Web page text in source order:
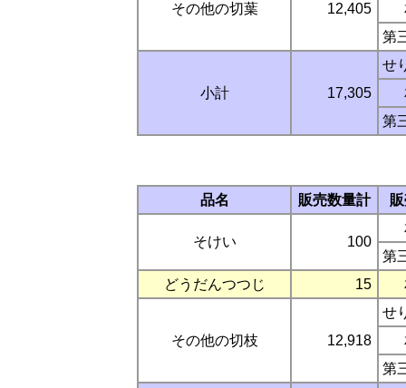
その他の切葉 12,405
第
小計 17,305
せ
第
品名 販売数量計
そけい 100
第
どうだんつつじ
15
その他の切枝 12,918
せ
第